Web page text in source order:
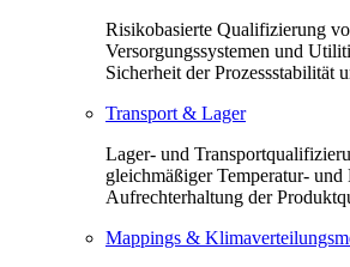
Risikobasierte Qualifizierung
Versorgungssystemen und
Sicherheit der Prozessstabilität
Transport & Lager
Lager- und
gleichmäßiger Temperatur-
Aufrechterhaltung der
Mappings &